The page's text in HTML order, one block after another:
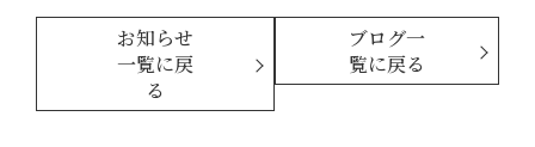
お知らせ
一覧に戻
る
ブログ一
覧に戻る